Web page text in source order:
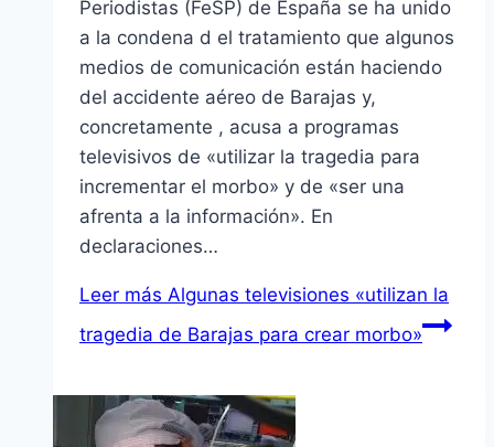
Periodistas (FeSP) de España se ha unido
a la condena d el tratamiento que algunos
medios de comunicación están haciendo
del accidente aéreo de Barajas y,
concretamente , acusa a programas
televisivos de «utilizar la tragedia para
incrementar el morbo» y de «ser una
afrenta a la información». En
declaraciones…
Leer más Algunas televisiones «utilizan la
tragedia de Barajas para crear morbo»